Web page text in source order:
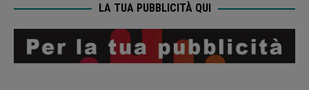
LA TUA PUBBLICITÀ QUI